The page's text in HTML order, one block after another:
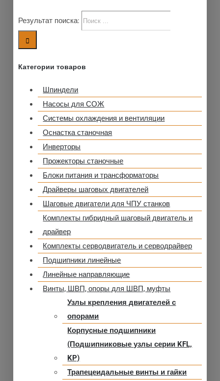
Результат поиска:
Категории товаров
Шпиндели
Насосы для СОЖ
Системы охлаждения и вентиляции
Оснастка станочная
Инверторы
Прожекторы станочные
Блоки питания и трансформаторы
Драйверы шаговых двигателей
Шаговые двигатели для ЧПУ станков
Комплекты гибридный шаговый двигатель и
драйвер
Комплекты серводвигатель и серводрайвер
Подшипники линейные
Линейные направляющие
Винты, ШВП, опоры для ШВП, муфты
Узлы крепления двигателей с
опорами
Корпусные подшипники
(Подшипниковые узлы серии KFL,
KP)
Трапецеидальные винты и гайки